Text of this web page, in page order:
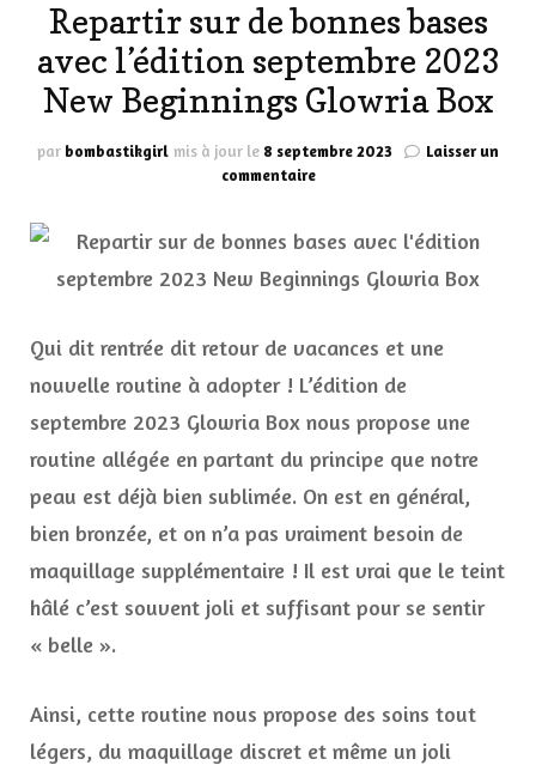
Repartir sur de bonnes bases
avec l’édition septembre 2023
New Beginnings Glowria Box
par bombastikgirl mis à jour le 8 septembre 2023
Laisser un
commentairesur
de
bonnes
bases
l’édition
2023
Beginnings
Glowria
Qui dit rentrée dit retour de vacances et une
nouvelle routine à adopter ! L’édition de
septembre 2023 Glowria Box nous propose une
routine allégée en partant du principe que notre
peau est déjà bien sublimée. On est en général,
bien bronzée, et on n’a pas vraiment besoin de
maquillage supplémentaire ! Il est vrai que le teint
hâlé c’est souvent joli et suffisant pour se sentir
« belle ».
Ainsi, cette routine nous propose des soins tout
légers, du maquillage discret et même un joli